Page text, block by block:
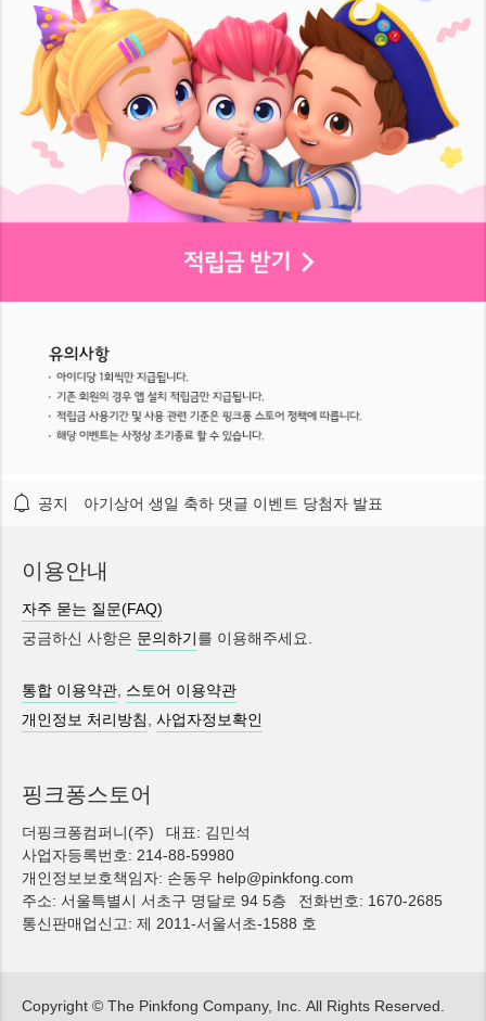
공지 아기상어 생일 축하 댓글 이벤트 당첨자 발표
이용안내
자주 묻는 질문(FAQ)
궁금하신 사항은 문의하기를 이용해주세요.
통합 이용약관, 스토어 이용약관
개인정보 처리방침,사업자정보확인
핑크퐁스토어
더핑크퐁컴퍼니(주)
대표: 김민석
사업자등록번호: 214-88-59980
개인정보보호책임자: 손동우 help@pinkfong.com
주소: 서울특별시 서초구 명달로 94 5층
전화번호: 1670-2685
통신판매업신고: 제 2011-서울서초-1588 호
Copyright © The Pinkfong Company, Inc. All Rights Reserved.